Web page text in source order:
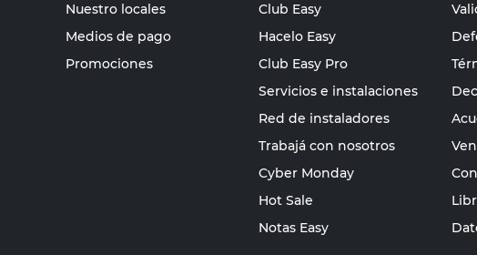
Nuestro locales
Medios de pago
Promociones
Club Easy
Hacelo Easy
Club Easy Pro
Servicios e instalaciones
Red de instaladores
Trabajá con nosotros
Cyber Monday
Hot Sale
Notas Easy